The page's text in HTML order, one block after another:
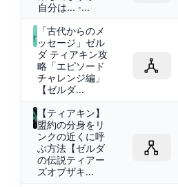
自分は... -...
「古代からのメ
ッセージ」ゼル
ダ ティアキン攻
略「エピソード
チャレンジ編」
【ゼルダ...
【ティアキン】
盟約の分身をリ
ンクの近くに呼
ぶ方法【ゼルダ
の伝説ティアー
ズオブザキ...